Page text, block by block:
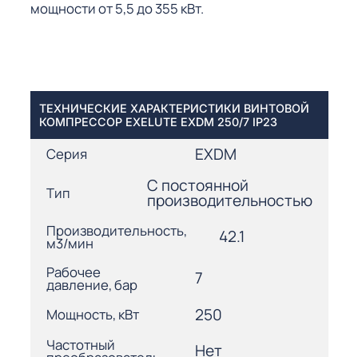
мощности от 5,5 до 355 кВт.
ТЕХНИЧЕСКИЕ ХАРАКТЕРИСТИКИ ВИНТОВОЙ
КОМПРЕССОР EXELUTE EXDM 250/7 IP23
Серия EXDM
Тип С постоянной
производительностью
Производительность,
м3/мин 42.1
Рабочее
давление, бар 7
Мощность, кВт 250
Частотный Нет